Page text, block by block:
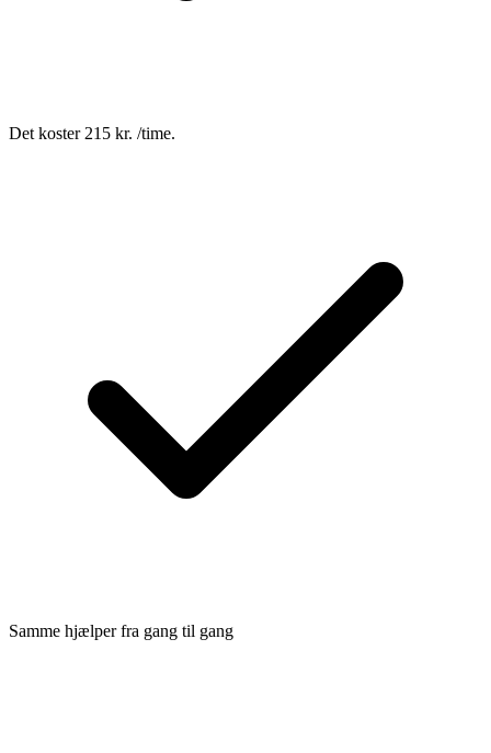
Det koster 215 kr. /time.
Samme hjælper fra gang til gang